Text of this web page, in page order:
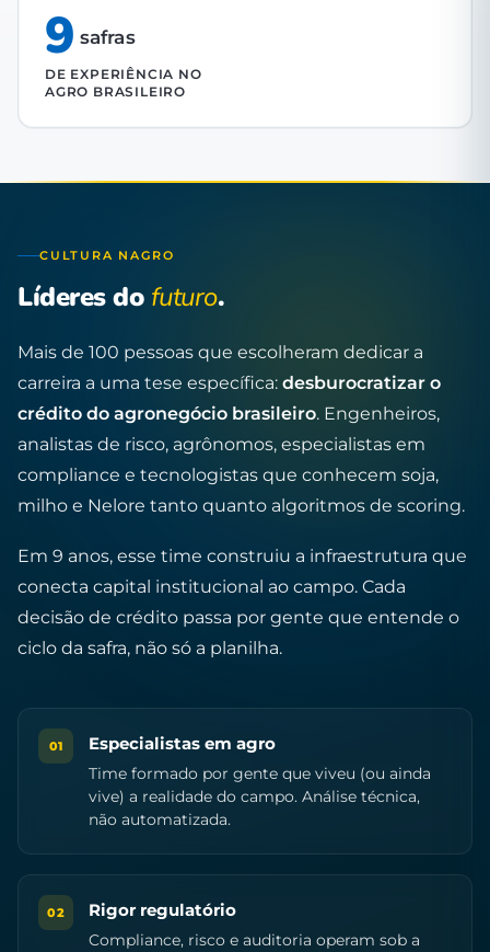
9 safras
DE EXPERIÊNCIA NO
AGRO BRASILEIRO
CULTURA NAGRO
Líderes do futuro.
Mais de 100 pessoas que escolheram dedicar a
carreira a uma tese específica: desburocratizar o
crédito do agronegócio brasileiro. Engenheiros,
analistas de risco, agrônomos, especialistas em
compliance e tecnologistas que conhecem soja,
milho e Nelore tanto quanto algoritmos de scoring.
Em 9 anos, esse time construiu a infraestrutura que
conecta capital institucional ao campo. Cada
decisão de crédito passa por gente que entende o
ciclo da safra, não só a planilha.
01 Especialistas em agro
Time formado por gente que viveu (ou ainda
vive) a realidade do campo. Análise técnica,
não automatizada.
02 Rigor regulatório
Compliance, risco e auditoria operam sob a